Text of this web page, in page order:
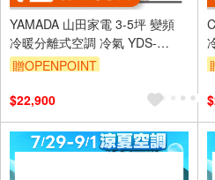
YAMADA 山田家電 3-5坪 變頻
冷暖分離式空調 冷氣 YDS-
FN28AH/YDC-FN28AH
贈OPENPOINT
$22,900